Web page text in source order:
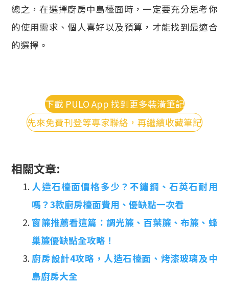
總之，在選擇廚房中島檯面時，一定要充分思考你
的使用需求、個人喜好以及預算，才能找到最適合
的選擇。
下載 PULO App 找到更多裝潢筆記
先來免費刊登等專家聯絡，再繼續收藏筆記
相關文章:
人造石檯面價格多少？不鏽鋼、石英石耐用
嗎？3款廚房檯面費用、優缺點一次看
窗簾推薦看這篇：調光簾、百葉簾、布簾、蜂
巢簾優缺點全攻略！
廚房設計4攻略，人造石檯面、烤漆玻璃及中
島廚房大全